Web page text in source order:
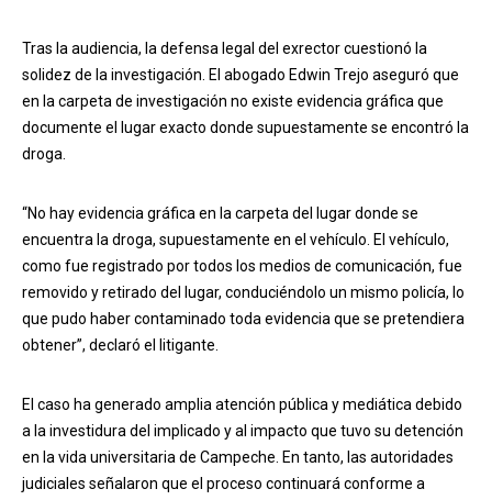
Tras la audiencia, la defensa legal del exrector cuestionó la
solidez de la investigación. El abogado Edwin Trejo aseguró que
en la carpeta de investigación no existe evidencia gráfica que
documente el lugar exacto donde supuestamente se encontró la
droga.
“No hay evidencia gráfica en la carpeta del lugar donde se
encuentra la droga, supuestamente en el vehículo. El vehículo,
como fue registrado por todos los medios de comunicación, fue
removido y retirado del lugar, conduciéndolo un mismo policía, lo
que pudo haber contaminado toda evidencia que se pretendiera
obtener”, declaró el litigante.
El caso ha generado amplia atención pública y mediática debido
a la investidura del implicado y al impacto que tuvo su detención
en la vida universitaria de Campeche. En tanto, las autoridades
judiciales señalaron que el proceso continuará conforme a